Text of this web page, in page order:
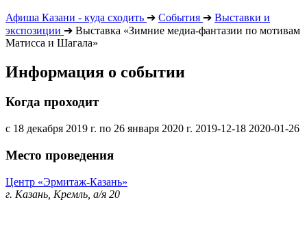
Афиша Казани - куда сходить ➔ События ➔ Выставки и
экспозиции ➔ Выставка «Зимние медиа-фантазии по мотивам
Матисса и Шагала»
Информация о событии
Когда проходит
с 18 декабря 2019 г. по 26 января 2020 г. 2019-12-18 2020-01-26
Место проведения
Центр «Эрмитаж-Казань»
г. Казань, Кремль, а/я 20